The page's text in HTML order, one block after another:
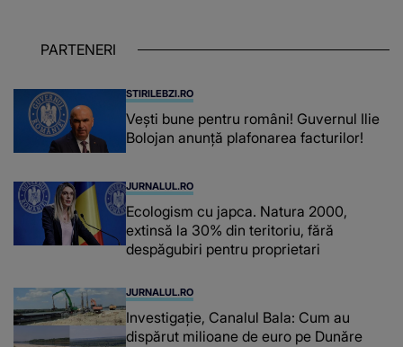
așteptând oportunitatea
PARTENERI
STIRILEBZI.RO
Vești bune pentru români! Guvernul Ilie
Bolojan anunță plafonarea facturilor!
JURNALUL.RO
Ecologism cu japca. Natura 2000,
extinsă la 30% din teritoriu, fără
despăgubiri pentru proprietari
JURNALUL.RO
Investigație, Canalul Bala: Cum au
dispărut milioane de euro pe Dunăre